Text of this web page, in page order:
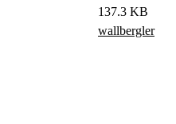
137.3 KB
wallbergler